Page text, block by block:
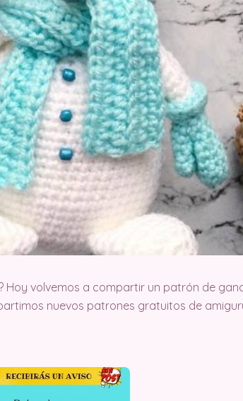
Hoy volvemos a compartir un patrón de
nuevos patrones gratuitos de